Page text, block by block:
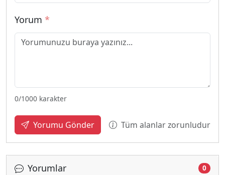
Yorum *
0/1000 karakter
Yorumu Gönder Tüm alanlar zorunludur
Yorumlar 0